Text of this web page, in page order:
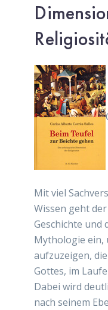
Mit viel
Wissen geht
Geschichte und
Mythologie ein,
aufzuzeigen,
Gottes, im
Dabei wird
nach seinem